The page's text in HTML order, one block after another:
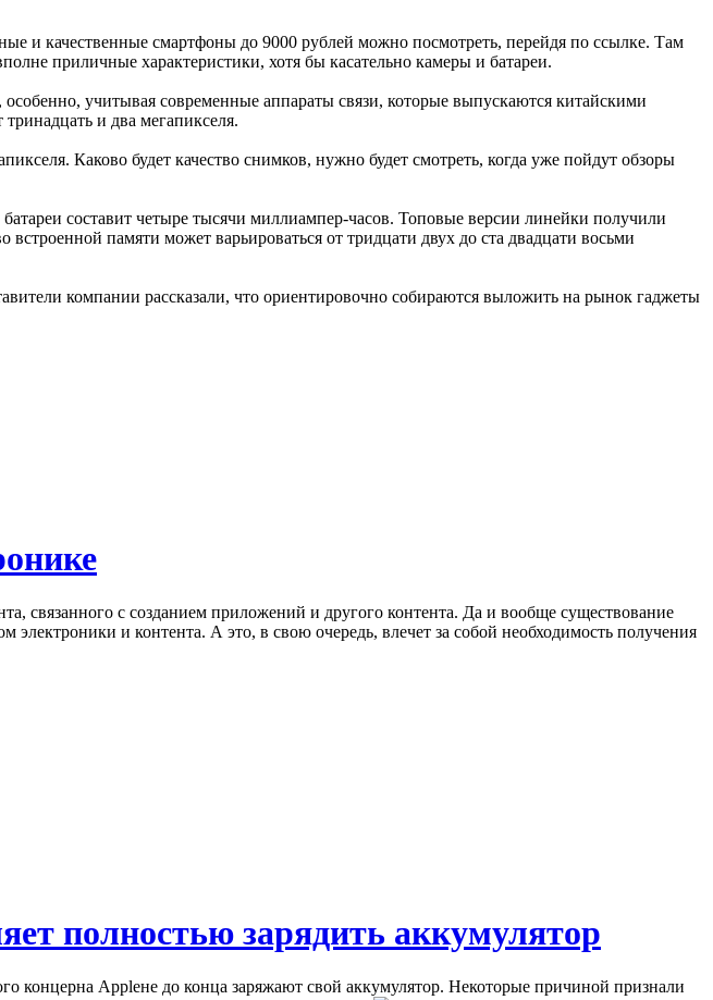
и качественные смартфоны до 9000 рублей можно посмотреть, перейдя по ссылке. Там
приличные характеристики, хотя бы касательно камеры и батареи.
учитывая современные аппараты связи, которые выпускаются китайскими
и два мегапикселя.
Каково будет качество снимков, нужно будет смотреть, когда уже пойдут обзоры
составит четыре тысячи миллиампер-часов. Топовые версии линейки получили
памяти может варьироваться от тридцати двух до ста двадцати восьми
компании рассказали, что ориентировочно собираются выложить на рынок гаджеты
связанного с созданием приложений и другого контента. Да и вообще существование
и контента. А это, в свою очередь, влечет за собой необходимость получения
полностью зарядить аккумулятор
концерна Appleне до конца заряжают свой аккумулятор. Некоторые причиной признали